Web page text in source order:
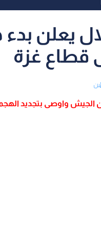
يعلن
قطاع غزة
الجيش واوصى بتجديد